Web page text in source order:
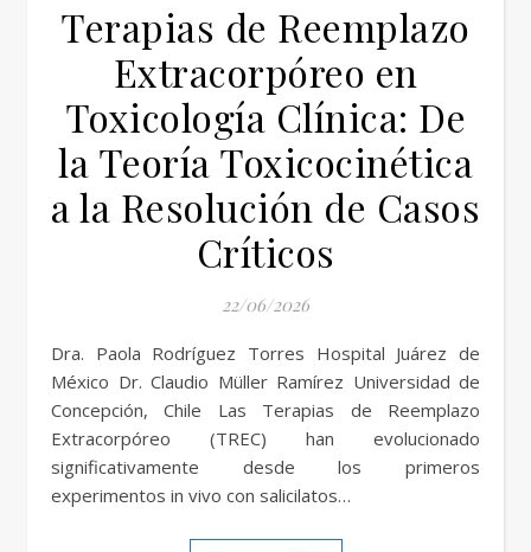
Terapias de Reemplazo
Extracorpóreo en
Toxicología Clínica: De
la Teoría Toxicocinética
a la Resolución de Casos
Críticos
22/06/2026
Dra. Paola Rodríguez Torres Hospital Juárez de
México Dr. Claudio Müller Ramírez Universidad de
Concepción, Chile Las Terapias de Reemplazo
Extracorpóreo (TREC) han evolucionado
significativamente desde los primeros
experimentos in vivo con salicilatos…